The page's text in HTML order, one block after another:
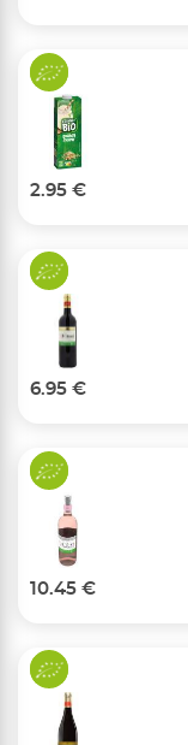
2.95 €
6.95 €
10.45 €